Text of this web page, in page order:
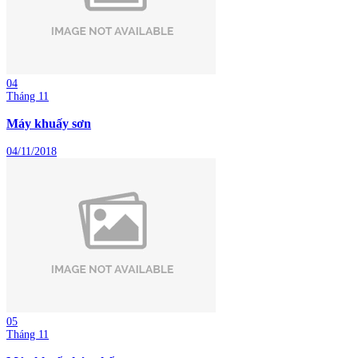
04
Tháng 11
Máy khuấy sơn
04/11/2018
05
Tháng 11